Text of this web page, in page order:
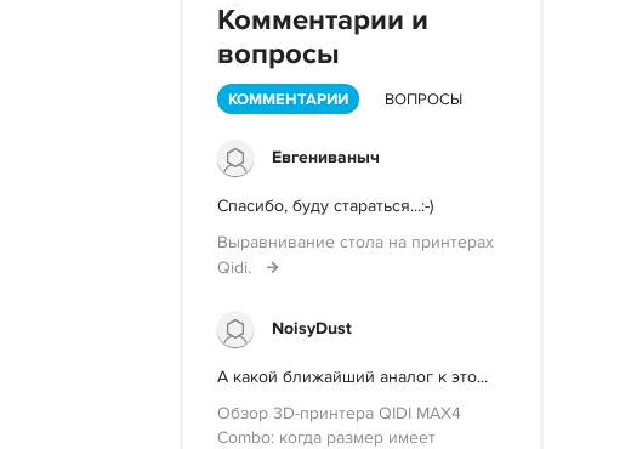
Комментарии и
вопросы
КОММЕНТАРИИ ВОПРОСЫ
Евгениваныч
Спасибо, буду стараться...:-)
Выравнивание стола на принтерах
Qidi.
NoisyDust
А какой ближайший аналог к это...
Обзор 3D-принтера QIDI MAX4
Combo: когда размер имеет